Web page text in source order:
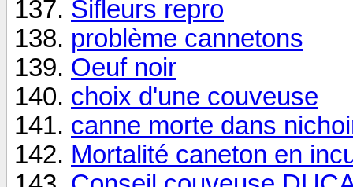
Sifleurs repro
problème cannetons
Oeuf noir
choix d'une couveuse
canne morte dans
Mortalité caneton en